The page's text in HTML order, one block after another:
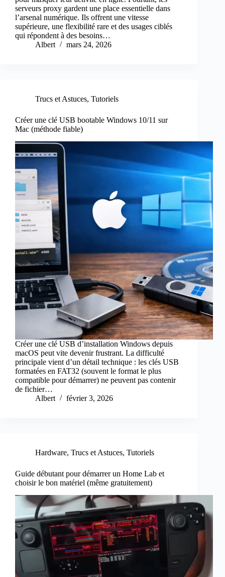
serveurs proxy gardent une place essentielle dans
l’arsenal numérique. Ils offrent une vitesse
supérieure, une flexibilité rare et des usages ciblés
qui répondent à des besoins…
Albert
mars 24, 2026
Trucs et Astuces, Tutoriels
Créer une clé USB bootable Windows 10/11 sur
Mac (méthode fiable)
Créer une clé USB d’installation Windows depuis
macOS peut vite devenir frustrant. La difficulté
principale vient d’un détail technique : les clés USB
formatées en FAT32 (souvent le format le plus
compatible pour démarrer) ne peuvent pas contenir
de fichier…
Albert
février 3, 2026
Hardware, Trucs et Astuces, Tutoriels
Guide débutant pour démarrer un Home Lab et
choisir le bon matériel (même gratuitement)